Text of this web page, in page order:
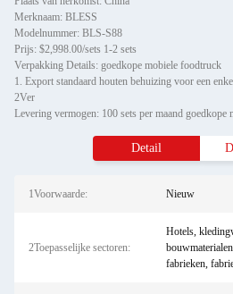
Merknaam: BLESS
Modelnummer: BLS-S88
Prijs: $2,998.00/sets 1-2 sets
Verpakking Details: goedkope mobiele foodtruck
1. Export standaard houten behuizing voor een
2Ver
Levering vermogen: 100 sets per maand goedkope
Detail
1Voorwaarde: Nieuw
2Toepasselijke sectoren:
Hotels,
fabrieken,